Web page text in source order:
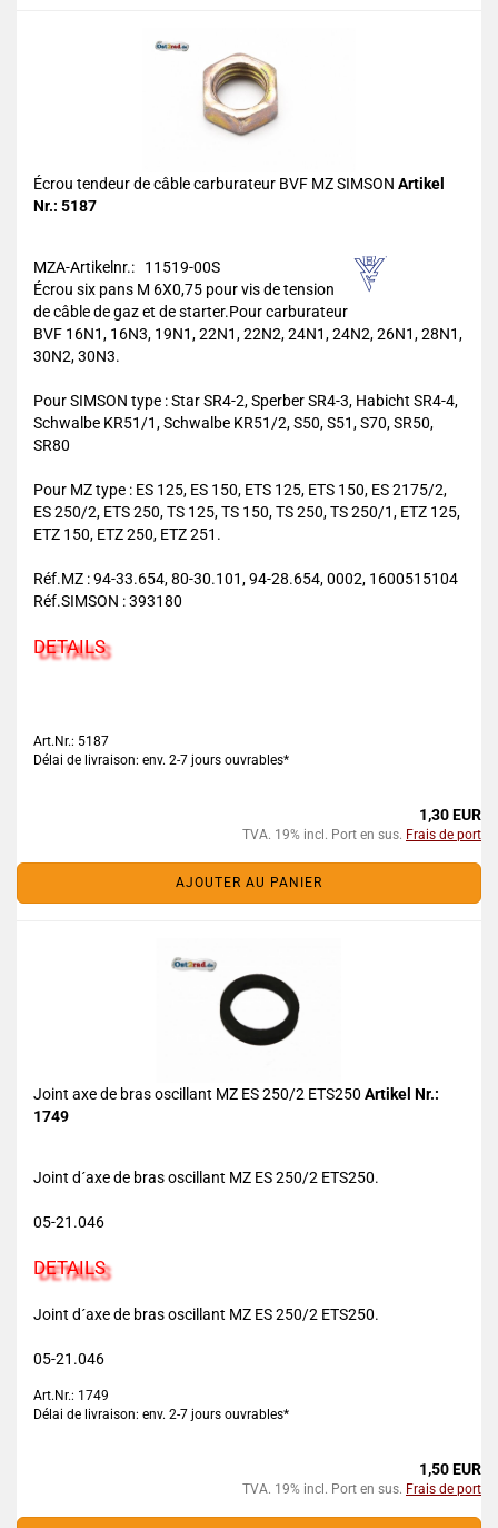
Écrou tendeur de câble carburateur BVF MZ SIMSON Artikel
Nr.: 5187
MZA-Artikelnr.: 11519-00S
Écrou six pans M 6X0,75 pour vis de tension
de câble de gaz et de starter.Pour carburateur
BVF 16N1, 16N3, 19N1, 22N1, 22N2, 24N1, 24N2, 26N1, 28N1,
30N2, 30N3.
Pour SIMSON type : Star SR4-2, Sperber SR4-3, Habicht SR4-4,
Schwalbe KR51/1, Schwalbe KR51/2, S50, S51, S70, SR50,
SR80
Pour MZ type : ES 125, ES 150, ETS 125, ETS 150, ES 2175/2,
ES 250/2, ETS 250, TS 125, TS 150, TS 250, TS 250/1, ETZ 125,
ETZ 150, ETZ 250, ETZ 251.
Réf.MZ : 94-33.654, 80-30.101, 94-28.654, 0002, 1600515104
Réf.SIMSON : 393180
DETAILS
Art.Nr.: 5187
Délai de livraison: env. 2-7 jours ouvrables*
1,30 EUR
TVA. 19% incl. Port en sus. Frais de port
AJOUTER AU PANIER
Joint axe de bras oscillant MZ ES 250/2 ETS250 Artikel Nr.:
1749
Joint d´axe de bras oscillant MZ ES 250/2 ETS250.
05-21.046
DETAILS
Joint d´axe de bras oscillant MZ ES 250/2 ETS250.
05-21.046
Art.Nr.: 1749
Délai de livraison: env. 2-7 jours ouvrables*
1,50 EUR
TVA. 19% incl. Port en sus. Frais de port